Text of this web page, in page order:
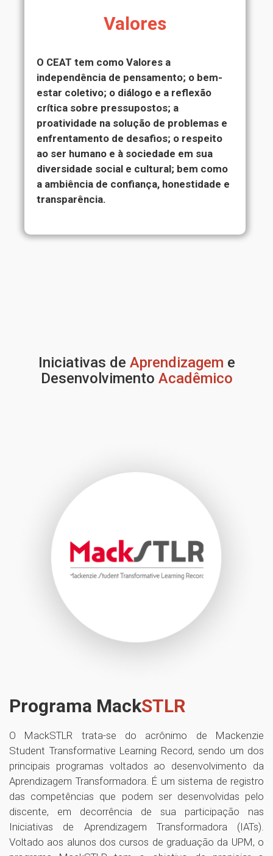
Valores
O CEAT tem como Valores a
independência de pensamento; o bem-
estar coletivo; o diálogo e a reflexão
crítica sobre pressupostos; a
proatividade na solução de problemas e
enfrentamento de desafios; o respeito
ao ser humano e à sociedade em sua
diversidade social e cultural; bem como
a ambiência de confiança, honestidade e
transparência.
Iniciativas de Aprendizagem e
Desenvolvimento Acadêmico
Programa MackSTLR
O MackSTLR trata-se do acrônimo de Mackenzie
Student Transformative Learning Record, sendo um dos
principais programas voltados ao desenvolvimento da
Aprendizagem Transformadora. É um sistema de registro
das competências que podem ser desenvolvidas pelo
discente, em decorrência de sua participação nas
Iniciativas de Aprendizagem Transformadora (IATs).
Voltado aos alunos dos cursos de graduação da UPM, o